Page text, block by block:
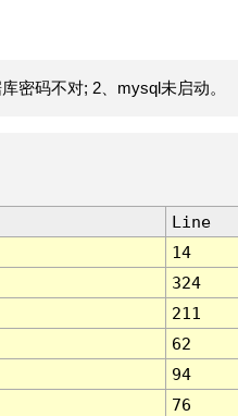
密码不对; 2、mysql未启动。
Line
14
324
211
62
94
76